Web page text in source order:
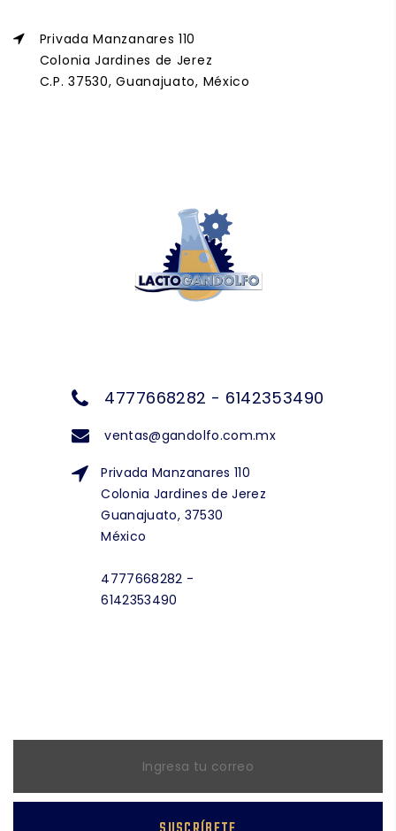
Privada Manzanares 110
Colonia Jardines de Jerez
C.P. 37530, Guanajuato, México
4777668282 - 6142353490
ventas@gandolfo.com.mx
Privada Manzanares 110
Colonia Jardines de Jerez
Guanajuato, 37530
México
4777668282 -
6142353490